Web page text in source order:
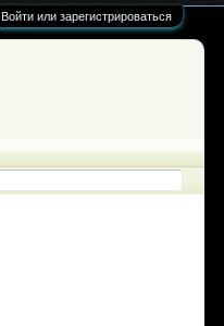
Войти или зарегистрироваться